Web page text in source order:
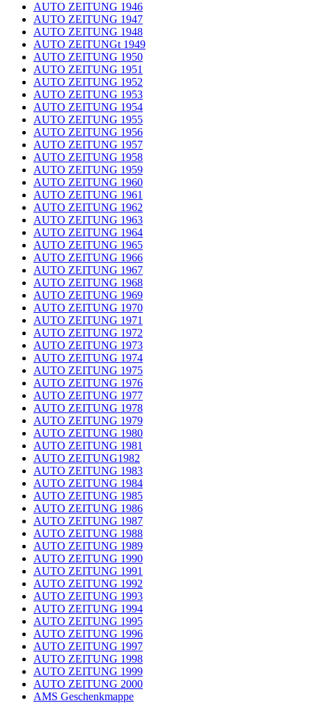
AUTO ZEITUNG 1946
AUTO ZEITUNG 1947
AUTO ZEITUNG 1948
AUTO ZEITUNGt 1949
AUTO ZEITUNG 1950
AUTO ZEITUNG 1951
AUTO ZEITUNG 1952
AUTO ZEITUNG 1953
AUTO ZEITUNG 1954
AUTO ZEITUNG 1955
AUTO ZEITUNG 1956
AUTO ZEITUNG 1957
AUTO ZEITUNG 1958
AUTO ZEITUNG 1959
AUTO ZEITUNG 1960
AUTO ZEITUNG 1961
AUTO ZEITUNG 1962
AUTO ZEITUNG 1963
AUTO ZEITUNG 1964
AUTO ZEITUNG 1965
AUTO ZEITUNG 1966
AUTO ZEITUNG 1967
AUTO ZEITUNG 1968
AUTO ZEITUNG 1969
AUTO ZEITUNG 1970
AUTO ZEITUNG 1971
AUTO ZEITUNG 1972
AUTO ZEITUNG 1973
AUTO ZEITUNG 1974
AUTO ZEITUNG 1975
AUTO ZEITUNG 1976
AUTO ZEITUNG 1977
AUTO ZEITUNG 1978
AUTO ZEITUNG 1979
AUTO ZEITUNG 1980
AUTO ZEITUNG 1981
AUTO ZEITUNG1982
AUTO ZEITUNG 1983
AUTO ZEITUNG 1984
AUTO ZEITUNG 1985
AUTO ZEITUNG 1986
AUTO ZEITUNG 1987
AUTO ZEITUNG 1988
AUTO ZEITUNG 1989
AUTO ZEITUNG 1990
AUTO ZEITUNG 1991
AUTO ZEITUNG 1992
AUTO ZEITUNG 1993
AUTO ZEITUNG 1994
AUTO ZEITUNG 1995
AUTO ZEITUNG 1996
AUTO ZEITUNG 1997
AUTO ZEITUNG 1998
AUTO ZEITUNG 1999
AUTO ZEITUNG 2000
AMS Geschenkmappe